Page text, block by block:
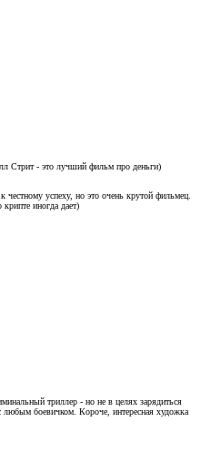
Стрит - это лучший фильм про деньги)
успеху, но это очень крутой фильмец.
иногда дает)
триллер - но не в целях зарядиться
любым боевичком. Короче, интересная художка